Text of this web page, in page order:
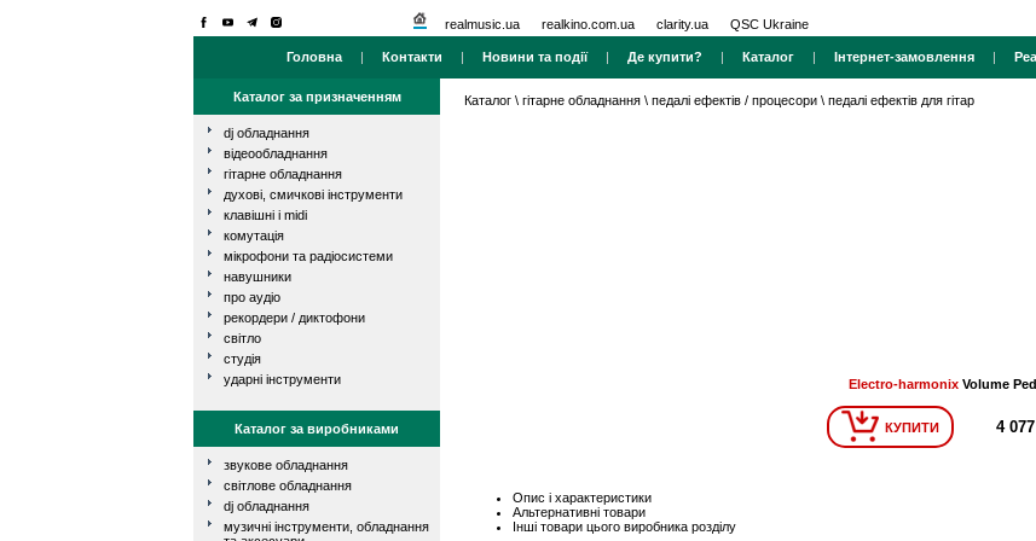
realmusic.ua realkino.com.ua clarity.ua QSC Ukraine
Головна | Контакти | Новини та події| Де купити? | Каталог | Інтернет-замовлення |
Каталог за призначенням
dj обладнання
відеообладнання
гітарне обладнання
духові, смичкові інструменти
клавішні і midi
комутація
мікрофони та радіосистеми
навушники
про аудіо
рекордери / диктофони
світло
студія
ударні інструменти
Каталог за виробниками
звукове обладнання
світлове обладнання
dj обладнання
музичні інструменти, обладнання
Каталог \ гітарне обладнання \ педалі ефектів / процесори \ педалі ефектів для гітар
Electro-harmonixVolume
КУПИТИ 4
Опис і характеристики
Альтернативні товари
Інші товари цього виробника розділу